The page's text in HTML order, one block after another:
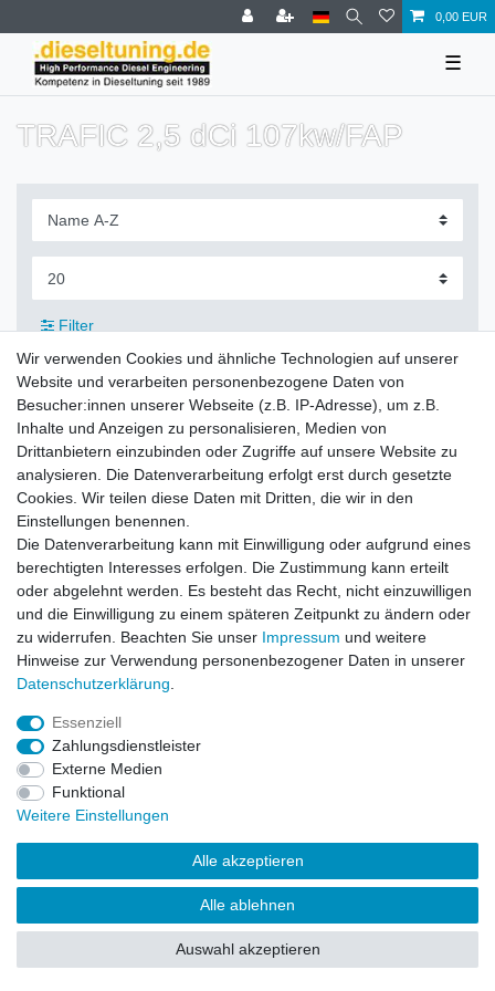
0,00 EUR
☰
TRAFIC 2,5 dCi 107kw/FAP
Filter
Zahlung und Versand
Daten­schutz­erklärung
Barrierefreiheitserklärung Widerrufs­recht
Vertrag widerrufen
© Copyright 2026 | Alle Rechte vorbehalten.
Wir verwenden Cookies und ähnliche Technologien auf unserer
Website und verarbeiten personenbezogene Daten von
Besucher:innen unserer Webseite (z.B. IP-Adresse), um z.B.
Inhalte und Anzeigen zu personalisieren, Medien von
Drittanbietern einzubinden oder Zugriffe auf unsere Website zu
analysieren. Die Datenverarbeitung erfolgt erst durch gesetzte
Cookies. Wir teilen diese Daten mit Dritten, die wir in den
Einstellungen benennen.
Die Datenverarbeitung kann mit Einwilligung oder aufgrund eines
berechtigten Interesses erfolgen. Die Zustimmung kann erteilt
oder abgelehnt werden. Es besteht das Recht, nicht einzuwilligen
und die Einwilligung zu einem späteren Zeitpunkt zu ändern oder
zu widerrufen. Beachten Sie unser Impressum und weitere
Hinweise zur Verwendung personenbezogener Daten in unserer
Daten­schutz­erklärung
Essenziell
Zahlungsdienstleister
Externe Medien
Funktional
Weitere Einstellungen
Alle akzeptieren
Alle ablehnen
Auswahl akzeptieren